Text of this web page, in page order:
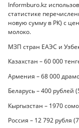
Informburo.kz
статистике
новую сумму в РК) с
молоко.
МЗП стран ЕАЭС и
Казахстан – 60 000
Армения – 68 000
Беларусь – 400 рублей
Кыргызстан – 1970
Россия – 12 792 рубля